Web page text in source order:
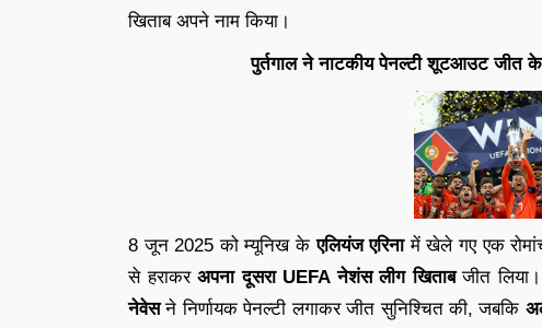
खिताब अपने नाम किया।
पुर्तगाल ने नाटकीय पेनल्टी शूटआउट जीत के
8 जून 2025 को म्यूनिख केएलियंज एरिनामें खेले गए एक
से हराकरअपना दूसरा UEFA नेशंस लीग खिताबजीत लिया।
नेवेसने निर्णायक पेनल्टी लगाकर जीत सुनिश्चित की, जबकि